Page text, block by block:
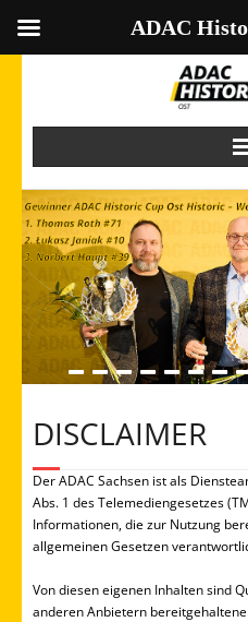
DISCLAIMER
Der ADAC Sachsen ist als
Abs. 1 des Telemediengesetzes
Informationen, die zur Nutzung
allgemeinen Gesetzen
Von diesen eigenen Inhalten sind
anderen Anbietern
ADAC